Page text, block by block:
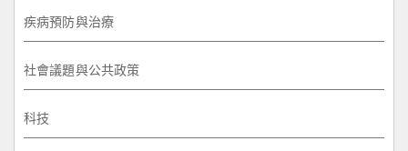
疾病預防與治療
社會議題與公共政策
科技